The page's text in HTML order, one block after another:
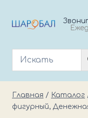
Главная / Каталог
фигурный,